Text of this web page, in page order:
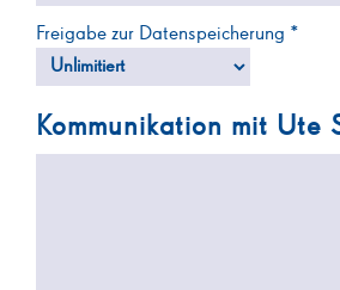
Freigabe zur Datenspeicherung *
Kommunikation mit Ute